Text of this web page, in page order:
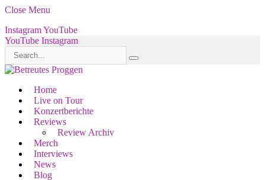
Close Menu
InstagramYouTube
YouTube Instagram
Home
Live on Tour
Konzertberichte
Reviews
Review Archiv
Merch
Interviews
News
Blog